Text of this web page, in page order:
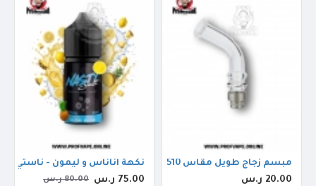
مبسم زجاج طويل مقاس 510
20.00 ر.س
نكهة اناناس و ليمون - ناستي جوس
75.00 ر.س 80.00 ر.س